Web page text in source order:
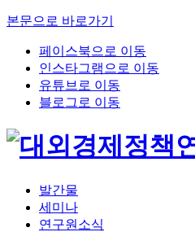
본문으로 바로가기
페이스북으로 이동
인스타그램으로 이동
유튜브로 이동
블로그로 이동
발간물
세미나
연구원소식